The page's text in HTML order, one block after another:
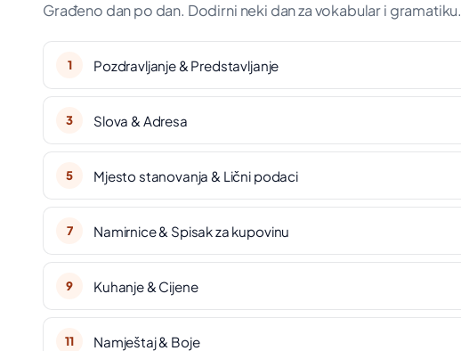
Građeno dan po dan. Dodirni neki dan za vokabular i gramatiku.
1 Pozdravljanje & Predstavljanje
3 Slova & Adresa
5 Mjesto stanovanja & Lični podaci
7 Namirnice & Spisak za kupovinu
9 Kuhanje & Cijene
11 Namještaj & Boje